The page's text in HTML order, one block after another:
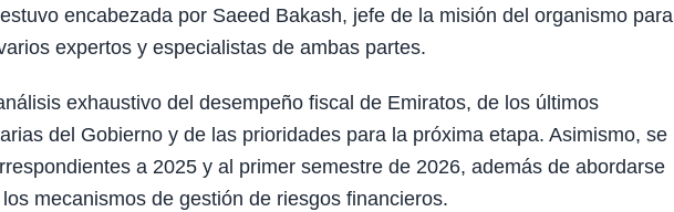
encabezada por Saeed Bakash, jefe de la misión del organismo para
expertos y especialistas de ambas partes.
exhaustivo del desempeño fiscal de Emiratos, de los últimos
del Gobierno y de las prioridades para la próxima etapa. Asimismo, se
a 2025 y al primer semestre de 2026, además de abordarse
mecanismos de gestión de riesgos financieros.